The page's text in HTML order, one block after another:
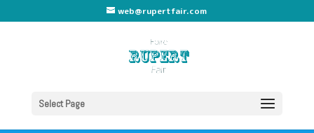
web@rupertfair.com
Select Page